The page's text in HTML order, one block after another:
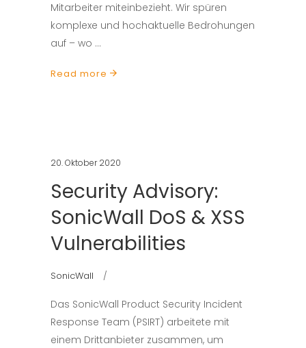
Mitarbeiter miteinbezieht. Wir spüren
komplexe und hochaktuelle Bedrohungen
auf – wo
Read more
20. Oktober 2020
Security Advisory:
SonicWall DoS & XSS
Vulnerabilities
SonicWall
Das SonicWall Product Security Incident
Response Team (PSIRT) arbeitete mit
einem Drittanbieter zusammen, um